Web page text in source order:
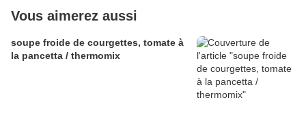
Vous aimerez aussi
soupe froide de courgettes, tomate à
la pancetta / thermomix